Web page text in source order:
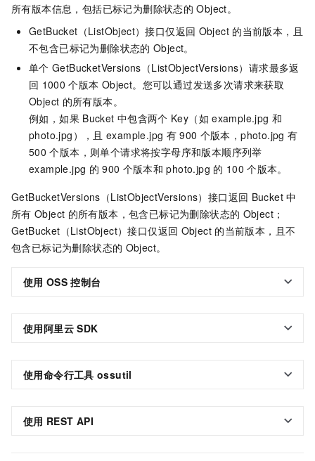
所有版本信息，包括已标记为删除状态的 Object。
GetBucket（ListObject）接口仅返回 Object 的当前版本，且
不包含已标记为删除状态的 Object。
单个 GetBucketVersions（ListObjectVersions）请求最多返
回 1000 个版本 Object。您可以通过发送多次请求来获取
Object 的所有版本。
例如，如果 Bucket 中包含两个 Key（如 example.jpg 和
photo.jpg），且 example.jpg 有 900 个版本，photo.jpg 有
500 个版本，则单个请求将按字母序和版本顺序列举
example.jpg 的 900 个版本和 photo.jpg 的 100 个版本。
GetBucketVersions（ListObjectVersions）接口返回 Bucket 中
所有 Object 的所有版本，包含已标记为删除状态的 Object；
GetBucket（ListObject）接口仅返回 Object 的当前版本，且不
包含已标记为删除状态的 Object。
使用 OSS 控制台
使用阿里云 SDK
使用命令行工具 ossutil
使用 REST API